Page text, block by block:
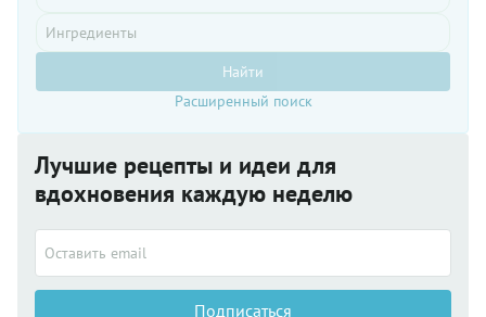
Найти
Расширенный поиск
Лучшие рецепты и идеи для
вдохновения каждую неделю
Подписаться